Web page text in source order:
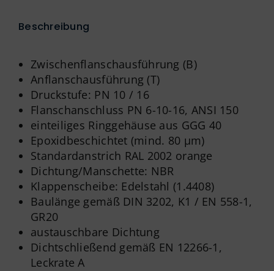
Beschreibung
Zwischenflanschausführung (B)
Anflanschausführung (T)
Druckstufe: PN 10 / 16
Flanschanschluss PN 6-10-16, ANSI 150
einteiliges Ringgehäuse aus GGG 40
Epoxidbeschichtet (mind. 80 µm)
Standardanstrich RAL 2002 orange
Dichtung/Manschette: NBR
Klappenscheibe: Edelstahl (1.4408)
Baulänge gemäß DIN 3202, K1 / EN 558-1,
GR20
austauschbare Dichtung
Dichtschließend gemäß EN 12266-1,
Leckrate A